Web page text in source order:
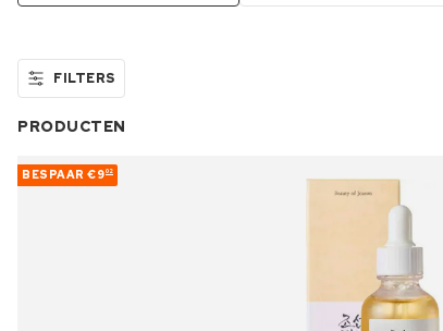
FILTERS
PRODUCTEN
BESPAAR €902